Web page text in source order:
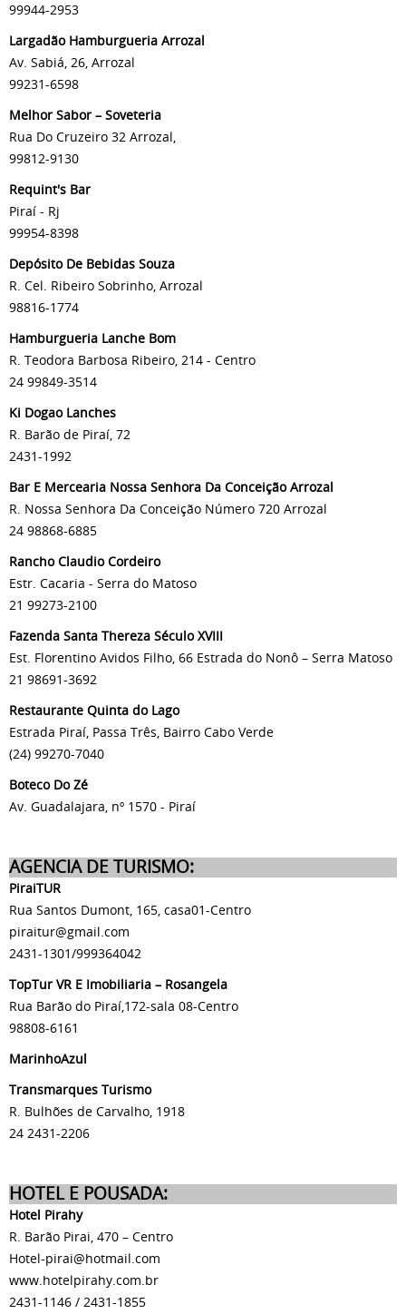
99944-2953
Largadão Hamburgueria Arrozal
Av. Sabiá, 26, Arrozal
99231-6598
Melhor Sabor – Soveteria
Rua Do Cruzeiro 32 Arrozal,
99812-9130
Requint's Bar
Piraí - Rj
99954-8398
Depósito De Bebidas Souza
R. Cel. Ribeiro Sobrinho, Arrozal
98816-1774
Hamburgueria Lanche Bom
R. Teodora Barbosa Ribeiro, 214 - Centro
24 99849-3514
Ki Dogao Lanches
R. Barão de Piraí, 72
2431-1992
Bar E Mercearia Nossa Senhora Da Conceição Arrozal
R. Nossa Senhora Da Conceição Número 720 Arrozal
24 98868-6885
Rancho Claudio Cordeiro
Estr. Cacaria - Serra do Matoso
21 99273-2100
Fazenda Santa Thereza Século XVIII
Est. Florentino Avidos Filho, 66 Estrada do Nonô – Serra Matoso
21 98691-3692
Restaurante Quinta do Lago
Estrada Piraí, Passa Três, Bairro Cabo Verde
(24) 99270-7040
Boteco Do Zé
Av. Guadalajara, nº 1570 - Piraí
AGENCIA DE TURISMO:
PiraiTUR
Rua Santos Dumont, 165, casa01-Centro
piraitur@gmail.com
2431-1301/999364042
TopTur VR E Imobiliaria – Rosangela
Rua Barão do Piraí,172-sala 08-Centro
98808-6161
MarinhoAzul
Transmarques Turismo
R. Bulhões de Carvalho, 1918
24 2431-2206
HOTEL E POUSADA:
Hotel Pirahy
R. Barão Pirai, 470 – Centro
Hotel-pirai@hotmail.com
www.hotelpirahy.com.br
2431-1146 / 2431-1855